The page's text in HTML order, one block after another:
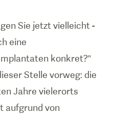
Sie jetzt vielleicht -
eine
konkret?”
Stelle vorweg: die
Jahre vielerorts
aufgrund von